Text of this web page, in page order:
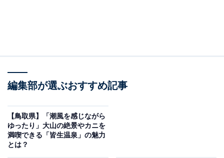
湯の川温泉周辺にある旅館・ホテルを楽天トラベルで見る
オールアバウトに還元されることがあります。
「湯の川温泉」周辺には何がある？
編集部が選ぶおすすめ記事
【鳥取県】「潮風を感じながら
ゆったり」大山の絶景やカニを
満喫できる「皆生温泉」の魅力
とは？